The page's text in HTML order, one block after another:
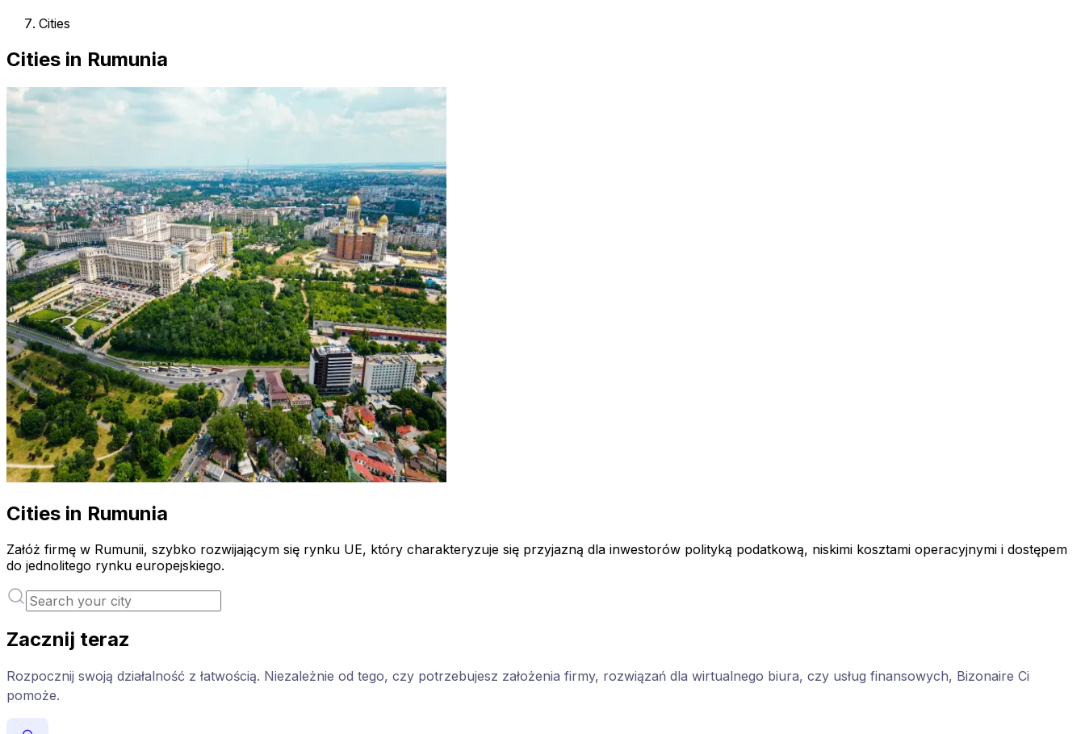
Cities
Cities in Rumunia
Cities in Rumunia
Załóż firmę w Rumunii, szybko rozwijającym się rynku UE, który charakteryzuje się przyjazną dla inwestorów polityką podatkową, niskimi kosztami operacyjnymi i dostępem
do jednolitego rynku europejskiego.
Zacznij teraz
Rozpocznij swoją działalność z łatwością. Niezależnie od tego, czy potrzebujesz założenia firmy, rozwiązań dla wirtualnego biura, czy usług finansowych, Bizonaire Ci
pomoże.